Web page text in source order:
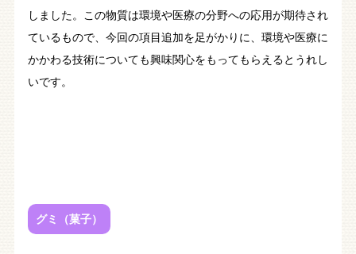
しました。この物質は環境や医療の分野への応用が期待され
ているもので、今回の項目追加を足がかりに、環境や医療に
かかわる技術についても興味関心をもってもらえるとうれし
いです。
グミ（菓子）